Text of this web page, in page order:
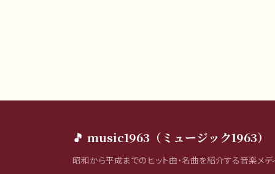
🎵 music1963（ミュージック1963）
昭和から平成までのヒット曲・名曲を紹介する音楽メデ